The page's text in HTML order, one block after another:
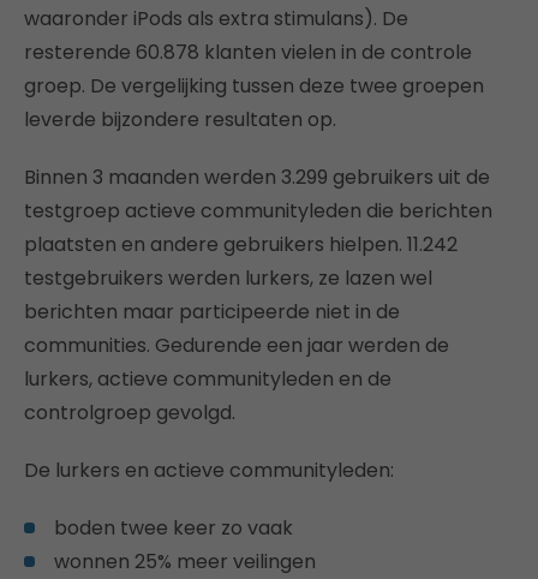
waaronder iPods als extra stimulans). De
resterende 60.878 klanten vielen in de controle
groep. De vergelijking tussen deze twee groepen
leverde bijzondere resultaten op.
Binnen 3 maanden werden 3.299 gebruikers uit de
testgroep actieve communityleden die berichten
plaatsten en andere gebruikers hielpen. 11.242
testgebruikers werden lurkers, ze lazen wel
berichten maar participeerde niet in de
communities. Gedurende een jaar werden de
lurkers, actieve communityleden en de
controlgroep gevolgd.
De lurkers en actieve communityleden:
boden twee keer zo vaak
wonnen 25% meer veilingen